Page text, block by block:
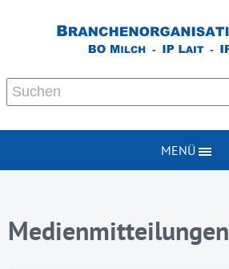
MENÜ
Medienmitteilungen